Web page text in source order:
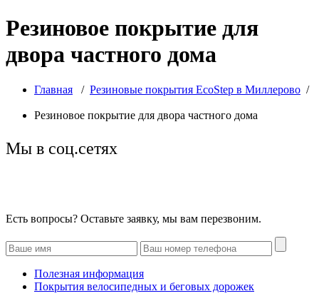
Резиновое покрытие для
двора частного дома
Главная / Резиновые покрытия EcoStep в Миллерово /
Резиновое покрытие для двора частного дома
Мы в соц.сетях
Есть вопросы? Оставьте заявку, мы вам перезвоним.
Полезная информация
Покрытия велосипедных и беговых дорожек